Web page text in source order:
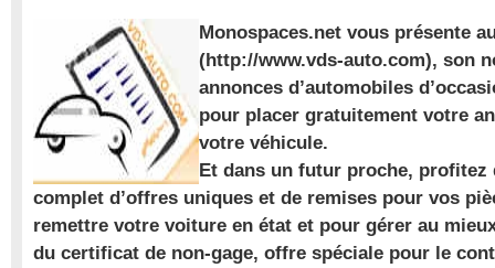
Monospaces.net vous présente
(http://www.vds-auto.com), son
annonces d’automobiles
pour placer gratuitement votre
votre véhicule.
Et dans un futur proche, profitez
complet d’offres uniques et de remises pour vos
remettre votre voiture en état et pour gérer au
du certificat de non-gage, offre spéciale pour le